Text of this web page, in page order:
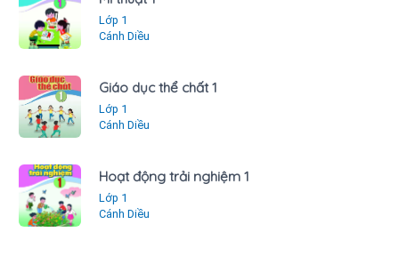
Lớp 1
Cánh Diều
Giáo dục thể chất 1
Lớp 1
Cánh Diều
Hoạt động trải nghiệm 1
Lớp 1
Cánh Diều